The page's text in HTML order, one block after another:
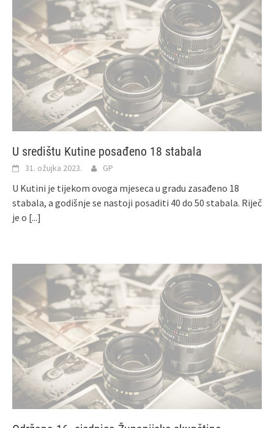
U središtu Kutine posađeno 18 stabala
31. ožujka 2023. GP
U Kutini je tijekom ovoga mjeseca u gradu zasađeno 18
stabala, a godišnje se nastoji posaditi 40 do 50 stabala. Riječ
je o [...]